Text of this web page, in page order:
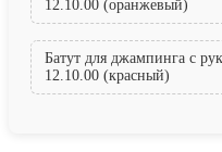
12.10.00 (оранжевый)
Батут для джампинга с
12.10.00 (красный)